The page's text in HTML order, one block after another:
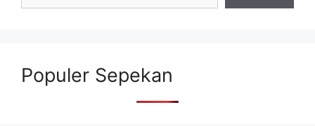
Populer Sepekan